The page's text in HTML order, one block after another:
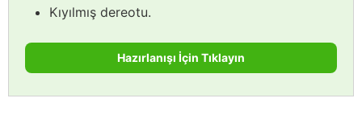
Kıyılmış dereotu.
Hazırlanışı İçin Tıklayın